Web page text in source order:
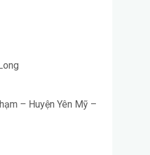
– Huyện Yên Mỹ –